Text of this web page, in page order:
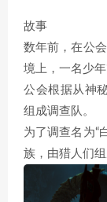
故事
数年前，在公
境上，一名少年
公会根据从神
组成调查队。
为了调查名为“
族，由猎人们组